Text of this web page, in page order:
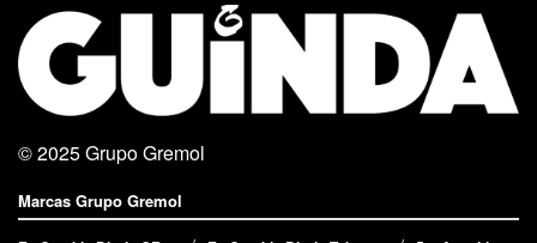
© 2025Grupo Gremol
Marcas Grupo Gremol